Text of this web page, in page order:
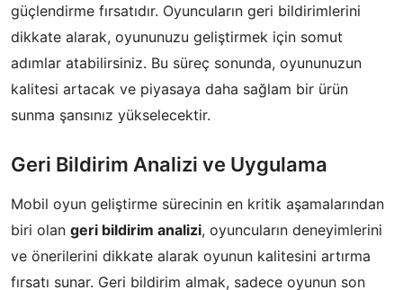
güçlendirme fırsatıdır. Oyuncuların geri bildirimlerini
dikkate alarak, oyununuzu geliştirmek için somut
adımlar atabilirsiniz. Bu süreç sonunda, oyununuzun
kalitesi artacak ve piyasaya daha sağlam bir ürün
sunma şansınız yükselecektir.
Geri Bildirim Analizi ve Uygulama
Mobil oyun geliştirme sürecinin en kritik aşamalarından
biri olan geri bildirim analizi, oyuncuların deneyimlerini
ve önerilerini dikkate alarak oyunun kalitesini artırma
fırsatı sunar. Geri bildirim almak, sadece oyunun son